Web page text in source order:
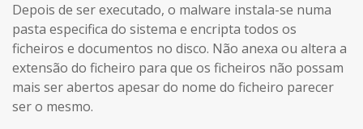
Depois de ser executado, o malware instala-se numa
pasta especifica do sistema e encripta todos os
ficheiros e documentos no disco. Não anexa ou altera a
extensão do ficheiro para que os ficheiros não possam
mais ser abertos apesar do nome do ficheiro parecer
ser o mesmo.